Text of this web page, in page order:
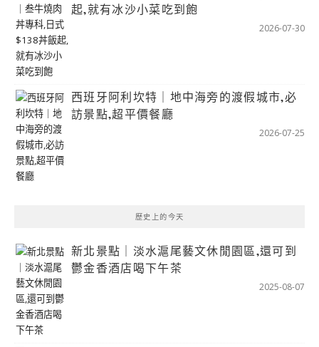
起,就有冰沙小菜吃到飽
2026-07-30
西班牙阿利坎特｜地中海旁的渡假城市,必
訪景點,超平價餐廳
2026-07-25
歷史上的今天
新北景點｜淡水滬尾藝文休閒園區,還可到
鬱金香酒店喝下午茶
2025-08-07